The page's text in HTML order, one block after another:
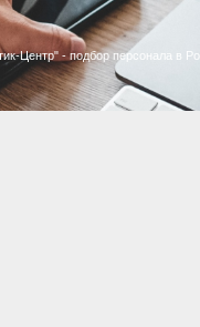
Центр" - подбор персонала в